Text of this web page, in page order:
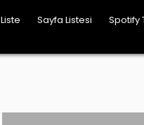
Liste Sayfa Listesi Spotify